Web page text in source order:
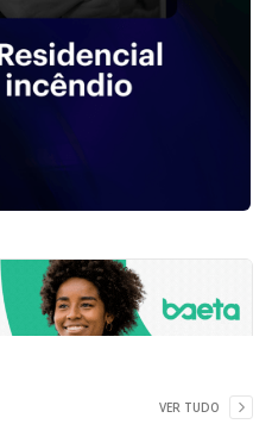
VER TUDO